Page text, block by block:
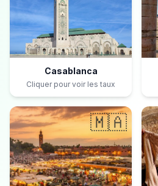
Casablanca
Cliquer pour voir les taux
🇲🇦